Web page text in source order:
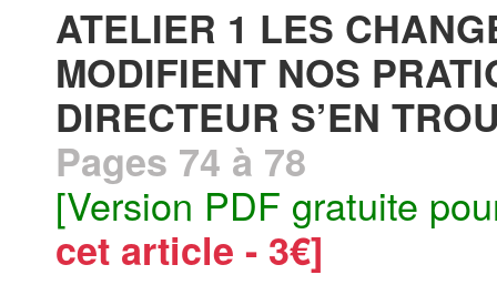
ATELIER 1 LES
MODIFIENT NOS
DIRECTEUR S’EN
Pages 74 à 78
[Version PDF gratuite
cet article - 3€]